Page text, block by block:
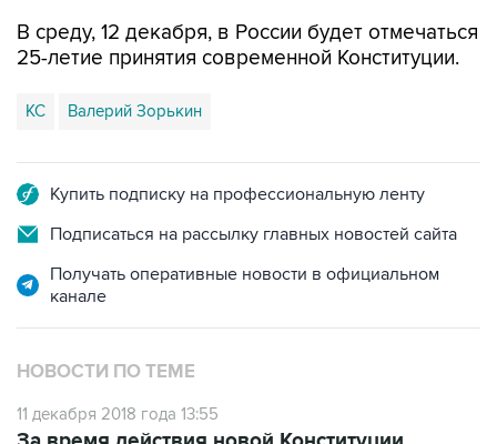
КС Валерий Зорькин
Подписаться на рассылку главных новостей сайта
Получать оперативные новости в официальном
НОВОСТИ ПО ТЕМЕ
11 декабря 2018 года 13:55
Госдума приняла почти 8 тысяч законов